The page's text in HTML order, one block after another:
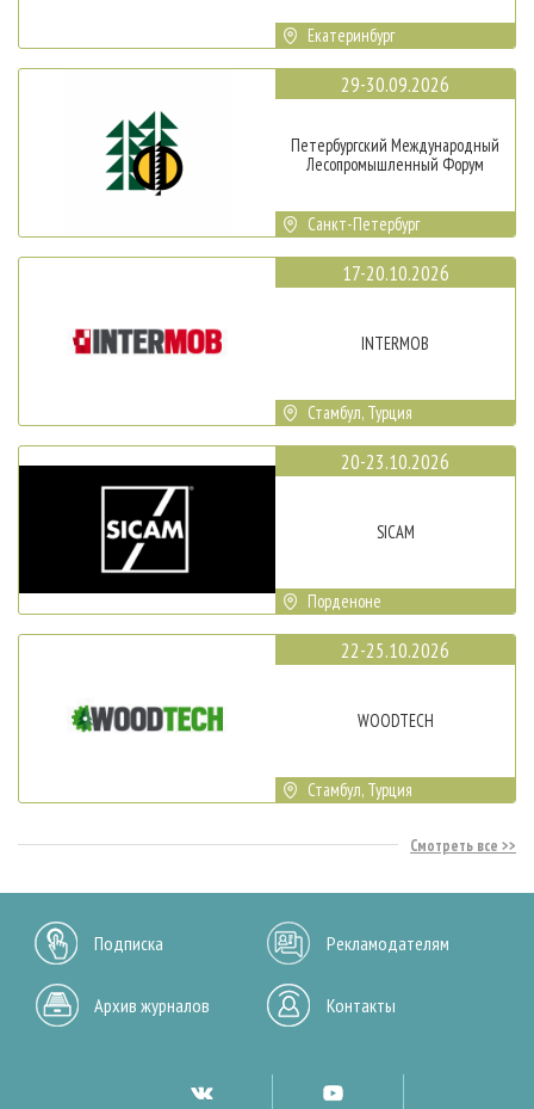
Екатеринбург
29-30.09.2026
Петербургский Международный
Лесопромышленный Форум
Санкт-Петербург
17-20.10.2026
INTERMOB
Стамбул, Турция
20-23.10.2026
SICAM
Порденоне
22-25.10.2026
WOODTECH
Стамбул, Турция
Смотреть все
Подписка Рекламодателям
Архив журналов Контакты